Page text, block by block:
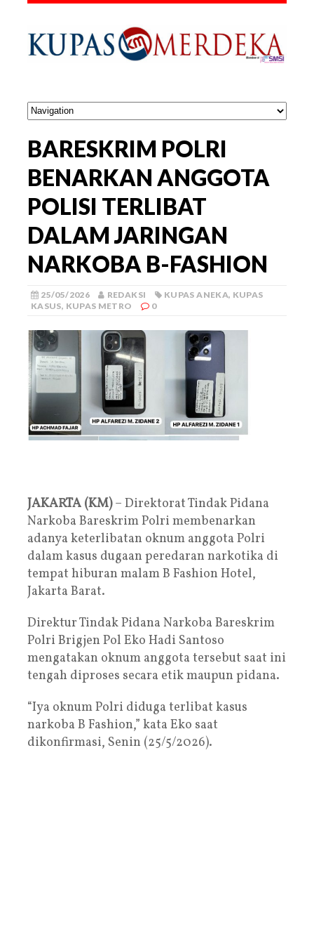
BARESKRIM POLRI
BENARKAN ANGGOTA
POLISI TERLIBAT
DALAM JARINGAN
NARKOBA B-FASHION
25/05/2026 REDAKSI KUPAS ANEKA, KUPAS
KASUS, KUPAS METRO 0
JAKARTA (KM)– Direktorat Tindak Pidana
Narkoba Bareskrim Polri membenarkan
adanya keterlibatan oknum anggota Polri
dalam kasus dugaan peredaran narkotika di
tempat hiburan malam B Fashion Hotel,
Jakarta Barat.
Direktur Tindak Pidana Narkoba Bareskrim
Polri Brigjen Pol Eko Hadi Santoso
mengatakan oknum anggota tersebut saat ini
tengah diproses secara etik maupun pidana.
“Iya oknum Polri diduga terlibat kasus
narkoba B Fashion,” kata Eko saat
dikonfirmasi, Senin (25/5/2026).